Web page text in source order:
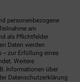
personenbezogene
am
als Pflichtfelder
Daten werden
– zur Erfüllung eines
Weitere
Informationen über
Datenschutzerklärung